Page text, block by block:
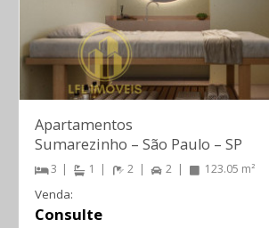
Apartamentos
Sumarezinho – São Paulo – SP
3 1 2 2 123.05 m²
Venda:
Consulte